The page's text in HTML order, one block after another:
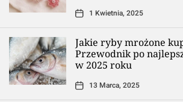
1 Kwietnia, 2025
Jakie ryby mrożone
Przewodnik po
w 2025 roku
13 Marca, 2025